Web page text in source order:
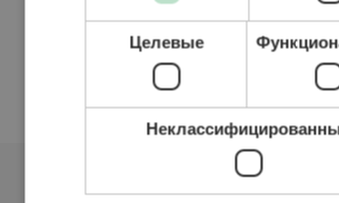
Szikszai Zoltán
Целевые